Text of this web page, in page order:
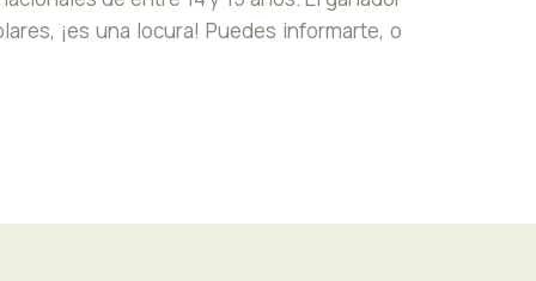
¡es una locura! Puedes informarte, o